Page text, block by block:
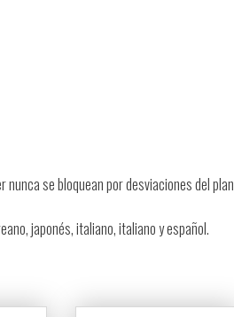
se bloquean por desviaciones del plan
japonés, italiano, italiano y español.